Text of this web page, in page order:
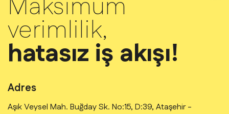
Maksimum
verimlilik,
hatasız iş akışı!
Adres
Aşık Veysel Mah. Buğday Sk. No:15, D:39, Ataşehir -